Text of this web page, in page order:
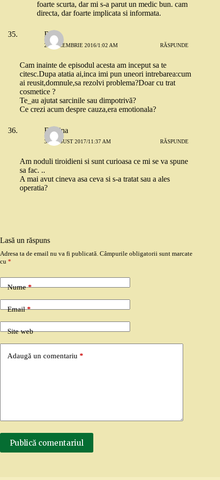
foarte scurta, dar mi s-a parut un medic bun. cam
directa, dar foarte implicata si informata.
Riri
21 DECEMBRIE 2016/1:02 AM RĂSPUNDE
Cam inainte de episodul acesta am inceput sa te
citesc.Dupa atatia ai,inca imi pun uneori intrebarea:cum
ai reusit,domnule,sa rezolvi problema?Doar cu trat
cosmetice ?
Te_au ajutat sarcinile sau dimpotrivă?
Ce crezi acum despre cauza,era emotionala?
Eumina
30 AUGUST 2017/11:37 AM RĂSPUNDE
Am noduli tiroidieni si sunt curioasa ce mi se va spune
sa fac. ..
A mai avut cineva asa ceva si s-a tratat sau a ales
operatia?
Lasă un răspuns
Adresa ta de email nu va fi publicată. Câmpurile obligatorii sunt marcate
cu *
Nume*
Email*
Site web
Adaugă un comentariu *
Publică comentariul